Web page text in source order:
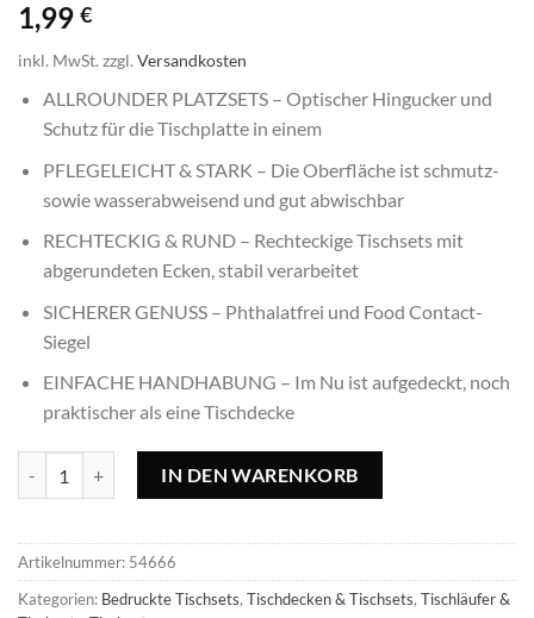
1,99 €
inkl. MwSt. zzgl. Versandkosten
ALLROUNDER PLATZSETS – Optischer Hingucker und
Schutz für die Tischplatte in einem
PFLEGELEICHT & STARK – Die Oberfläche ist schmutz-
sowie wasserabweisend und gut abwischbar
RECHTECKIG & RUND – Rechteckige Tischsets mit
abgerundeten Ecken, stabil verarbeitet
SICHERER GENUSS – Phthalatfrei und Food Contact-
Siegel
EINFACHE HANDHABUNG – Im Nu ist aufgedeckt, noch
praktischer als eine Tischdecke
IN DEN WARENKORB
Artikelnummer: 54666
Kategorien: Bedruckte Tischsets, Tischdecken & Tischsets, Tischläufer &